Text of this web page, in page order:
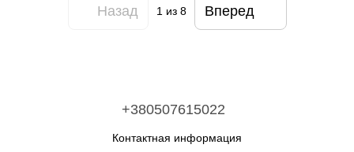
Назад 1из 8 Вперед
+380507615022
Контактная информация